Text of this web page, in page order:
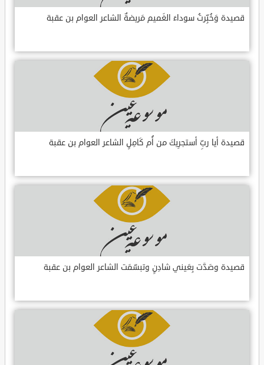
قصيدة وَخُبِّرتُ سوداءَ الغَميم مَريضةٌ الشاعر العوام بن عقبة
قصيدة أيا ربِّ أستجرِيكَ من أُم كَامِلٍ الشاعر العوام بن عقبة
قصيدة وصَدَّت بِعَيني شادِنٍ وتبسّمَت الشاعر العوام بن عقبة